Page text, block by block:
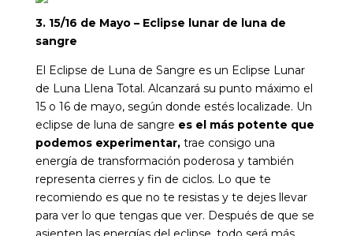
3. 15/16 de Mayo – Eclipse lunar de luna de
sangre
El Eclipse de Luna de Sangre es un Eclipse Lunar
de Luna Llena Total. Alcanzará su punto máximo el
15 o 16 de mayo, según donde estés localizade. Un
eclipse de luna de sangre es el más potente que
podemos experimentar,trae consigo una
energía de transformación poderosa y también
representa cierres y fin de ciclos. Lo que te
recomiendo es que no te resistas y te dejes llevar
para ver lo que tengas que ver. Después de que se